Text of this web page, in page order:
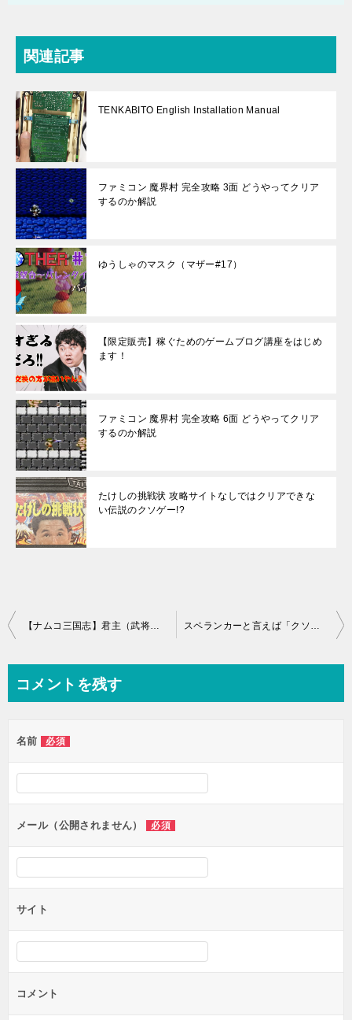
関連記事
TENKABITO English Installation Manual
ファミコン 魔界村 完全攻略 3面 どうやってクリア
するのか解説
ゆうしゃのマスク（マザー#17）
【限定販売】稼ぐためのゲームブログ講座をはじめ
ます！
ファミコン 魔界村 完全攻略 6面 どうやってクリア
するのか解説
たけしの挑戦状 攻略サイトなしではクリアできな
い伝説のクソゲー!?
投
ビ
ー
シ
ン
【ナムコ三国志】君主（武将）選び性格診断を攻略 スペランカーと言えば「クソゲー」「多村 仁志」思い浮かぶのは?
コメントを残す
名前 必須
メール（公開されません） 必須
サイト
コメント